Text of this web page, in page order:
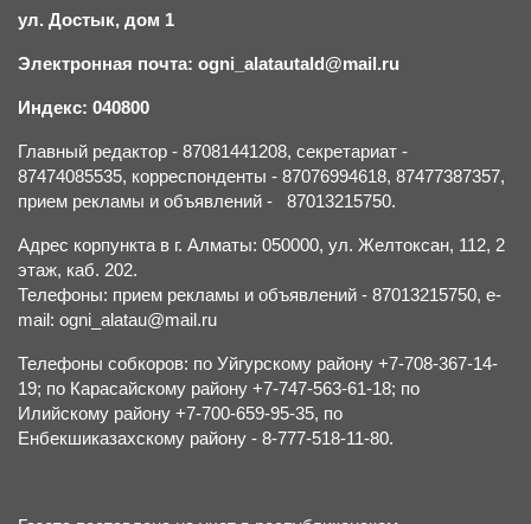
ул. Достык, дом 1
Электронная почта: ogni_alatautald@mail.ru
Индекс: 040800
Главный редактор - 87081441208, секретариат -
87474085535, корреспонденты - 87076994618, 87477387357,
прием рекламы и объявлений - 87013215750.
Адрес корпункта в г. Алматы: 050000, ул. Желтоксан, 112, 2
этаж, каб. 202.
Телефоны: прием рекламы и объявлений - 87013215750, e-
mail: ogni_alatau@mail.ru
Телефоны собкоров: по Уйгурскому району +7-708-367-14-
19; по Карасайскому району +7-747-563-61-18; по
Илийскому району +7-700-659-95-35, по
Енбекшиказахскому району - 8-777-518-11-80.